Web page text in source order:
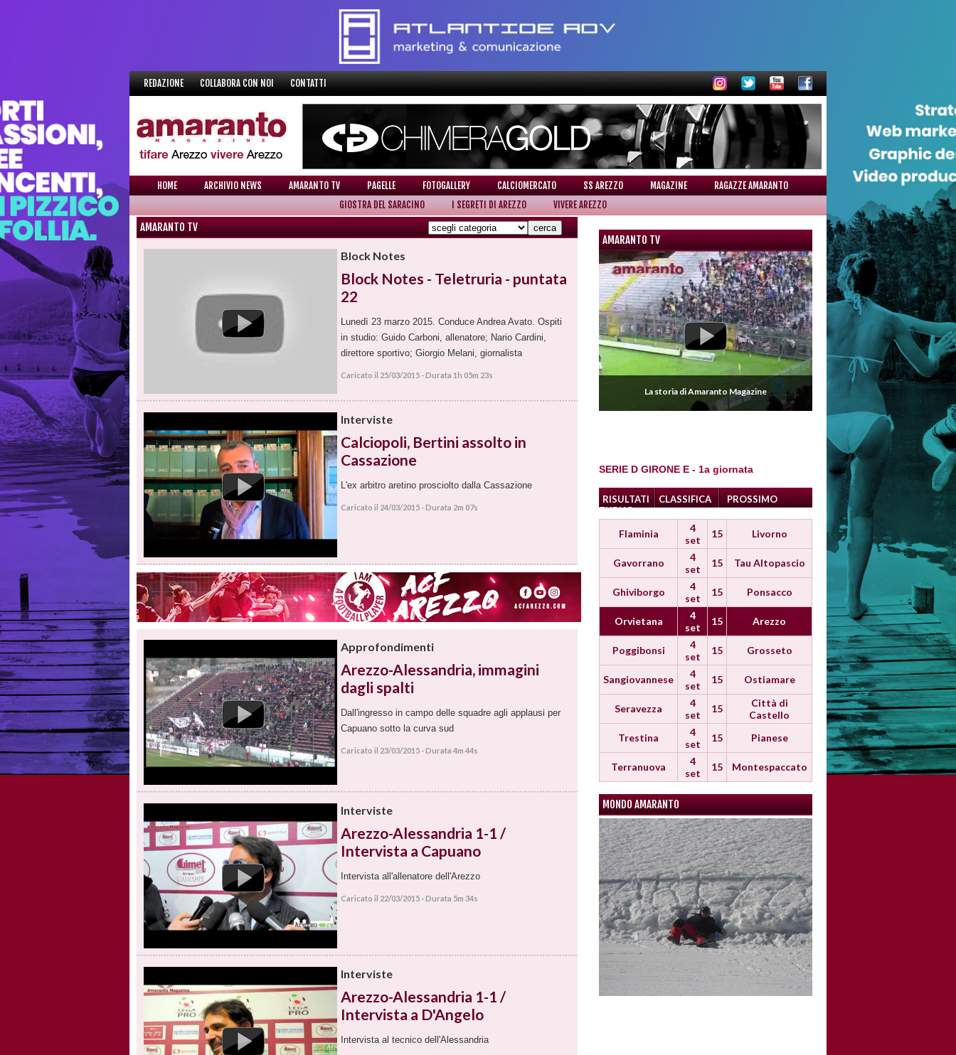
REDAZIONE COLLABORA CON NOI CONTATTI
HOME ARCHIVIO NEWS AMARANTO TV PAGELLE FOTOGALLERY CALCIOMERCATO SS AREZZO MAGAZINE
RAGAZZE AMARANTO
GIOSTRA DEL SARACINO
I SEGRETI DI AREZZO VIVERE AREZZO
AMARANTO TV
Block Notes
Block Notes - Teletruria - puntata
22
Lunedì 23 marzo 2015. Conduce Andrea Avato. Ospiti
in studio: Guido Carboni, allenatore; Nario Cardini,
direttore sportivo; Giorgio Melani, giornalista
Caricato il 25/03/2015 - Durata 1h 05m 23s
Interviste
Calciopoli, Bertini assolto in
Cassazione
L'ex arbitro aretino prosciolto dalla Cassazione
Caricato il 24/03/2015 - Durata 2m 07s
Approfondimenti
Arezzo-Alessandria, immagini
dagli spalti
Dall'ingresso in campo delle squadre agli applausi per
Capuano sotto la curva sud
Caricato il 23/03/2015 - Durata 4m 44s
Interviste
Arezzo-Alessandria 1-1 /
Intervista a Capuano
Intervista all'allenatore dell'Arezzo
Caricato il 22/03/2015 - Durata 5m 34s
Interviste
Arezzo-Alessandria 1-1 /
Intervista a D'Angelo
Intervista al tecnico dell'Alessandria
AMARANTO TV
La storia di Amaranto Magazine
SERIE D GIRONE E - 1a giornata
RISULTATI CLASSIFICA
PROSSIMO
TURNO
Flaminia
4
set
15 Livorno
Gavorrano
4
set
15 Tau Altopascio
Ghiviborgo
4
set
15 Ponsacco
Orvietana
4
set
15 Arezzo
Poggibonsi
4
set
15 Grosseto
Sangiovannese
4
set
15 Ostiamare
Seravezza
4
set
15
Città di
Castello
Trestina
4
set
15 Pianese
Terranuova
4
set
15 Montespaccato
MONDO AMARANTO